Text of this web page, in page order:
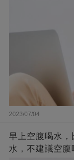
2023/07/04
早上空腹喝水
水，不建議空腹